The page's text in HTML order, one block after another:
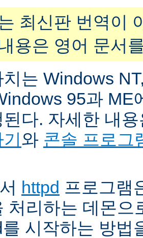
최신판 번역이
용은 영어 문서
치는 Windows
95과 ME
된다. 자세한 내
와 콘솔 프로그
httpd 프로그램
처리하는 데몬으
를 시작하는 방법